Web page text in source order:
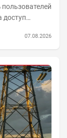
доступ
07.08.2026